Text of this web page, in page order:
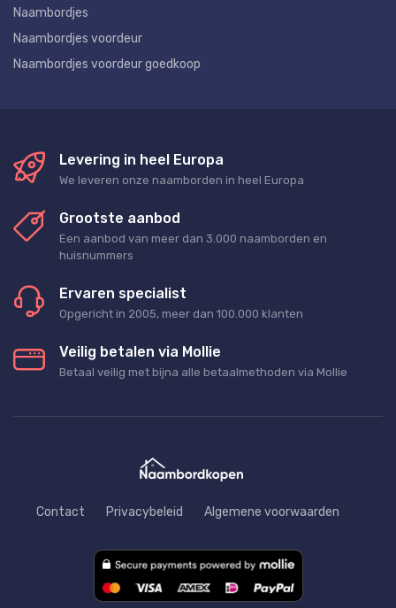
Naambordjes
Naambordjes voordeur
Naambordjes voordeur goedkoop
Levering in heel Europa
We leveren onze naamborden in heel Europa
Grootste aanbod
Een aanbod van meer dan 3.000 naamborden en
huisnummers
Ervaren specialist
Opgericht in 2005, meer dan 100.000 klanten
Veilig betalen via Mollie
Betaal veilig met bijna alle betaalmethoden via Mollie
Contact Privacybeleid Algemene voorwaarden